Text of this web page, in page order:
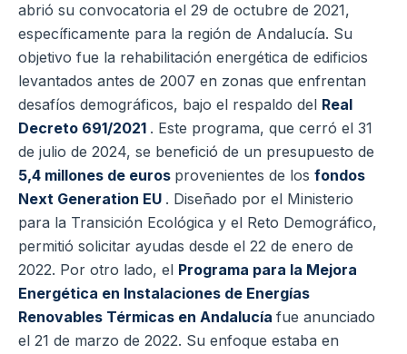
abrió su convocatoria el 29 de octubre de 2021,
específicamente para la región de Andalucía. Su
objetivo fue la rehabilitación energética de edificios
levantados antes de 2007 en zonas que enfrentan
desafíos demográficos, bajo el respaldo del Real
Decreto 691/2021 . Este programa, que cerró el 31
de julio de 2024, se benefició de un presupuesto de
5,4 millones de euros provenientes de los fondos
Next Generation EU . Diseñado por el Ministerio
para la Transición Ecológica y el Reto Demográfico,
permitió solicitar ayudas desde el 22 de enero de
2022. Por otro lado, el Programa para la Mejora
Energética en Instalaciones de Energías
Renovables Térmicas en Andalucía fue anunciado
el 21 de marzo de 2022. Su enfoque estaba en